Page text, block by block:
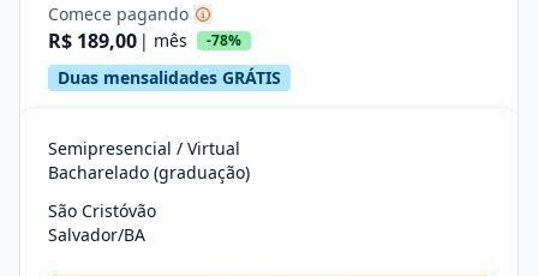
Comece pagando
R$ 189,00 | mês -78%
Duas mensalidades GRÁTIS
Semipresencial / Virtual
Bacharelado (graduação)
São Cristóvão
Salvador/BA